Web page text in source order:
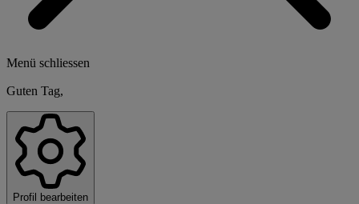
Menü schliessen
Guten Tag,
Profil bearbeiten